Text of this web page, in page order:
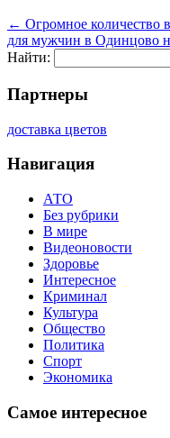
← Огромное количество
для мужчин в Одинцово
Найти:
Партнеры
доставка цветов
Навигация
АТО
Без рубрики
В мире
Видеоновости
Здоровье
Интересное
Криминал
Культура
Общество
Политика
Спорт
Экономика
Самое интересное